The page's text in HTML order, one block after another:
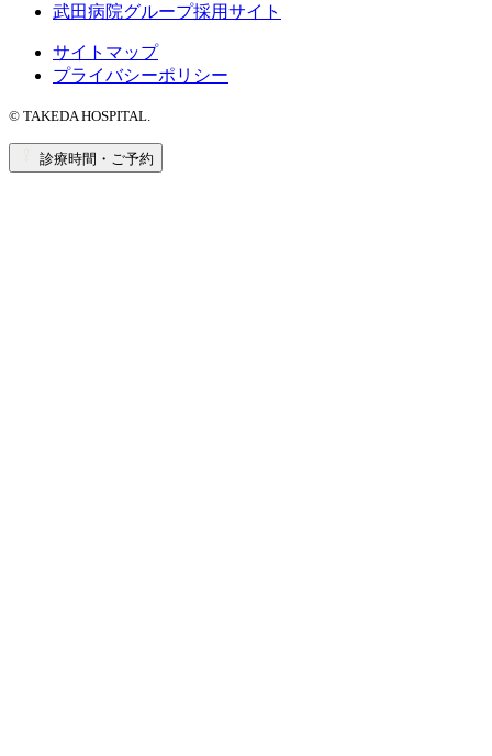
武田病院グループ採用サイト
サイトマップ
プライバシーポリシー
© TAKEDA HOSPITAL.
診療時間・ご予約